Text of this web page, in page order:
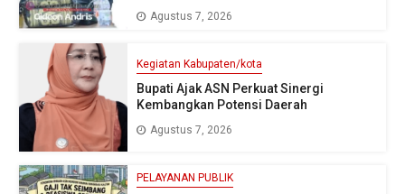
Agustus 7, 2026
Kegiatan Kabupaten/kota
Bupati Ajak ASN Perkuat Sinergi
Kembangkan Potensi Daerah
Agustus 7, 2026
PELAYANAN PUBLIK